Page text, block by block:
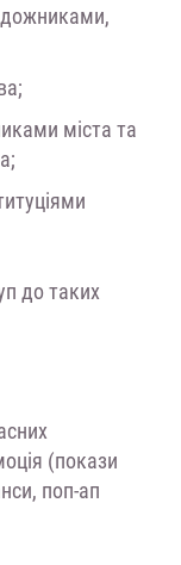
міста та
до таких
(покази
поп-ап